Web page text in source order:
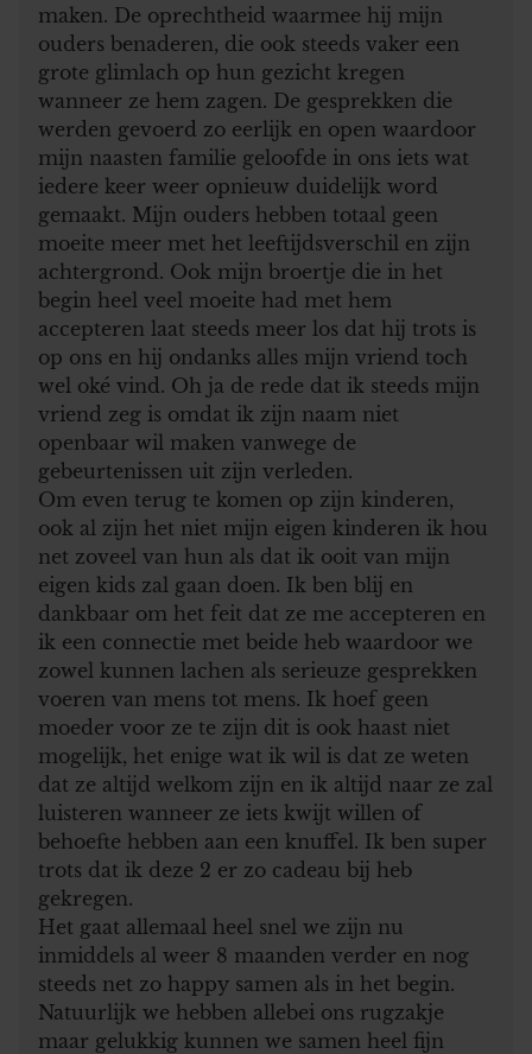
maken. De oprechtheid waarmee hij mijn
ouders benaderen, die ook steeds vaker een
grote glimlach op hun gezicht kregen
wanneer ze hem zagen. De gesprekken die
werden gevoerd zo eerlijk en open waardoor
mijn naasten familie geloofde in ons iets wat
iedere keer weer opnieuw duidelijk word
gemaakt. Mijn ouders hebben totaal geen
moeite meer met het leeftijdsverschil en zijn
achtergrond. Ook mijn broertje die in het
begin heel veel moeite had met hem
accepteren laat steeds meer los dat hij trots is
op ons en hij ondanks alles mijn vriend toch
wel oké vind. Oh ja de rede dat ik steeds mijn
vriend zeg is omdat ik zijn naam niet
openbaar wil maken vanwege de
gebeurtenissen uit zijn verleden.
Om even terug te komen op zijn kinderen,
ook al zijn het niet mijn eigen kinderen ik hou
net zoveel van hun als dat ik ooit van mijn
eigen kids zal gaan doen. Ik ben blij en
dankbaar om het feit dat ze me accepteren en
ik een connectie met beide heb waardoor we
zowel kunnen lachen als serieuze gesprekken
voeren van mens tot mens. Ik hoef geen
moeder voor ze te zijn dit is ook haast niet
mogelijk, het enige wat ik wil is dat ze weten
dat ze altijd welkom zijn en ik altijd naar ze zal
luisteren wanneer ze iets kwijt willen of
behoefte hebben aan een knuffel. Ik ben super
trots dat ik deze 2 er zo cadeau bij heb
gekregen.
Het gaat allemaal heel snel we zijn nu
inmiddels al weer 8 maanden verder en nog
steeds net zo happy samen als in het begin.
Natuurlijk we hebben allebei ons rugzakje
maar gelukkig kunnen we samen heel fijn